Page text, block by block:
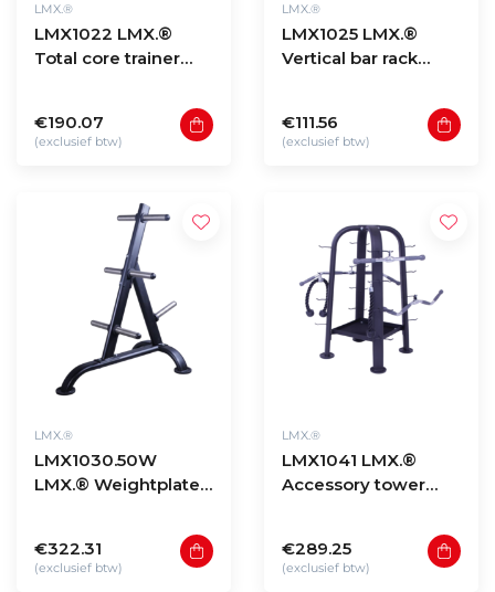
LMX.®
LMX1022 LMX.®
Total core trainer
50mm bars (black)
€190.07
(exclusief btw)
LMX.®
LMX1025 LMX.®
Vertical bar rack
€111.56
(exclusief btw)
LMX.®
LMX1030.50W
LMX.® Weightplate
€322.31
(exclusief btw)
LMX.®
LMX1041 LMX.®
Accessory tower
€289.25
(exclusief btw)